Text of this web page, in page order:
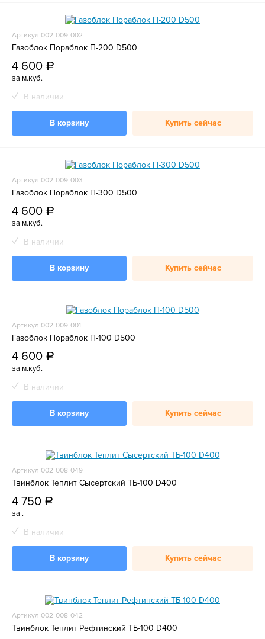
Артикул 002-009-002
Газоблок Пораблок П-200 D500
4 600 a
за м.куб.
В наличии
В корзину Купить сейчас
Артикул 002-009-003
Газоблок Пораблок П-300 D500
4 600 a
за м.куб.
В наличии
В корзину Купить сейчас
Артикул 002-009-001
Газоблок Пораблок П-100 D500
4 600 a
за м.куб.
В наличии
В корзину Купить сейчас
Артикул 002-008-049
Твинблок Теплит Сысертский ТБ-100 D400
4 750 a
за .
В наличии
В корзину Купить сейчас
Артикул 002-008-042
Твинблок Теплит Рефтинский ТБ-100 D400